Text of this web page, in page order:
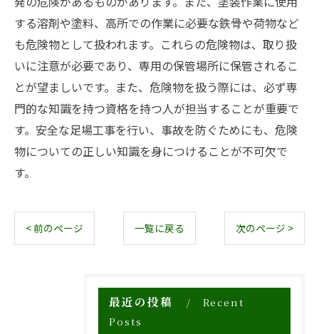
する溶剤や塗料、高所での作業に必要な鉄骨や荷物など
も危険物として扱われます。これらの危険物は、取り扱
いに注意が必要であり、専用の保管場所に保管されるこ
とが望ましいです。また、危険物を扱う際には、必ず専
門的な知識を持つ資格を持つ人が担当することが重要で
す。安全な足場工事を行い、事故を防ぐためにも、危険
物についての正しい知識を身につけることが不可欠で
す。
< 前のページ 一覧に戻る 次のページ >
最近の投稿
Recent
Posts